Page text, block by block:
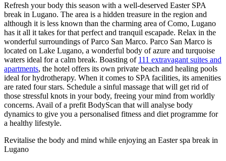
Refresh your body this season with a well-deserved Easter SPA
break in Lugano. The area is a hidden treasure in the region and
although it is less known than the charming area of Como, Lugano
has it all it takes for that perfect and tranquil escapade. Relax in the
wonderful surroundings of Parco San Marco. Parco San Marco is
located on Lake Lugano, a wonderful body of azure and turquoise
waters ideal for a calm break. Boasting of 111 extravagant suites and
apartments, the hotel offers its own private beach and healing pools
ideal for hydrotherapy. When it comes to SPA facilities, its amenities
are rated four stars. Schedule a sinful massage that will get rid of
those stressful knots in your body, freeing your mind from worldly
concerns. Avail of a prefit BodyScan that will analyse body
dynamics to give you a personalised fitness and diet programme for
a healthy lifestyle.
Revitalise the body and mind while enjoying an Easter spa break in
Lugano